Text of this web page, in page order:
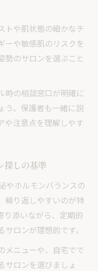
トや肌状態の細かなチ
ーや敏感肌のリスクを
勢のサロンを選ぶこと
時の相談窓口が明確に
う。保護者も一緒に説
や注意点を理解しやす
探しの基準
やホルモンバランスの
繰り返しやすいのが特
り添いながら、定期的
ロンが理想的です。
メニューや、自宅でで
サロンを選びましょ